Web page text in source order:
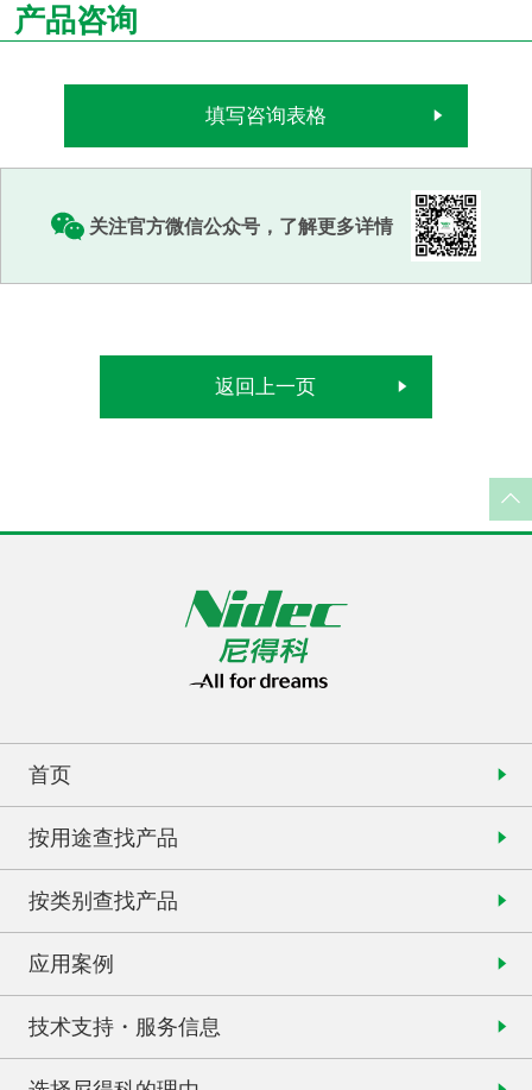
产品咨询
填写咨询表格
关注官方微信公众号，了解更多详情
返回上一页
首页
按用途查找产品
按类别查找产品
应用案例
技术支持・服务信息